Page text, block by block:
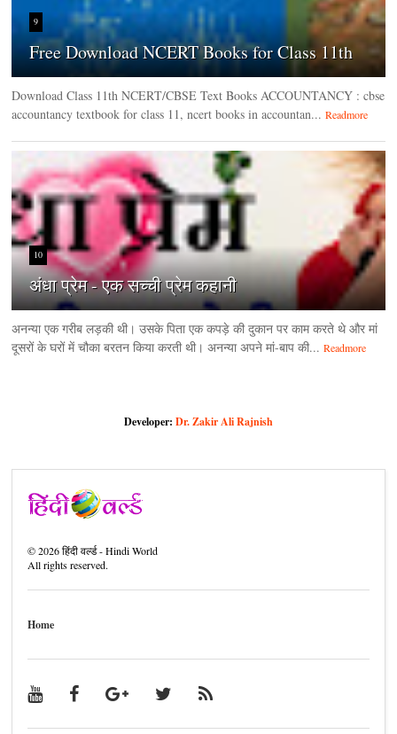
9
Free Download NCERT Books for Class 11th
Download Class 11th NCERT/CBSE Text Books ACCOUNTANCY : cbse
accountancy textbook for class 11, ncert books in accountan... Readmore
10
अंधा प्रेम - एक सच्ची प्रेम कहानी
अनन्या एक गरीब लड़की थी। उसके पिता एक कपड़े की दुकान पर काम करते थे और मां
दूसरों के घरों में चौका बरतन किया करती थी। अनन्या अपने मां-बाप की... Readmore
Developer: Dr. Zakir Ali Rajnish
©2026हिंदी वर्ल्ड - Hindi World
All rights reserved.
Home